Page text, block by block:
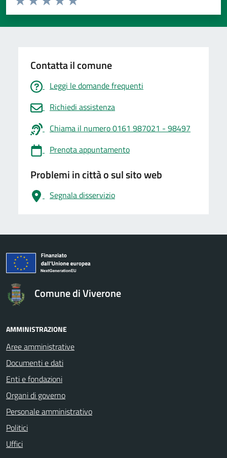
Valuta 5 stelle su 5
Valuta 4 stelle su 5
Valuta 3 stelle su 5
Valuta 2 stelle su 5
Valuta 1 stelle su 5
Contatta il comune
Leggi le domande frequenti
Richiedi assistenza
Chiama il numero 0161 987021 - 98497
Prenota appuntamento
Problemi in città o sul sito web
Segnala disservizio
logo Unione Europea
Comune di Viverone
AMMINISTRAZIONE
Aree amministrative
Documenti e dati
Enti e fondazioni
Organi di governo
Personale amministrativo
Politici
Uffici